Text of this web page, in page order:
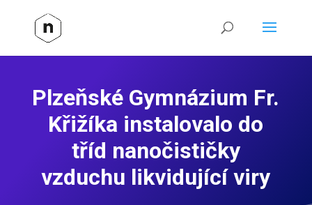
Plzeňské Gymnázium Fr.
Křižíka instalovalo do
tříd nanočističky
vzduchu likvidující viry